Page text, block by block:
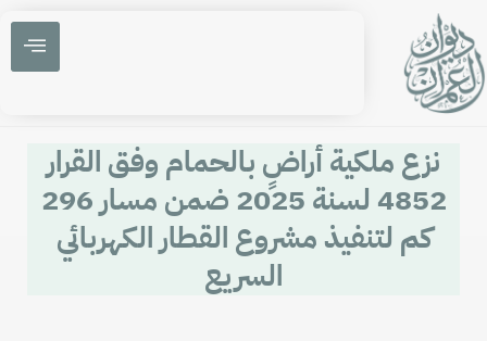
نزع ملكية أراضٍ بالحمام وفق القرار
4852 لسنة 2025 ضمن مسار 296
كم لتنفيذ مشروع القطار الكهربائي
السريع